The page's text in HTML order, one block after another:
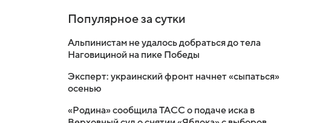
Популярное за сутки
Альпинистам не удалось добраться до тела
Наговициной на пике Победы
Эксперт: украинский фронт начнет «сыпаться»
осенью
«Родина» сообщила ТАСС о подаче иска в